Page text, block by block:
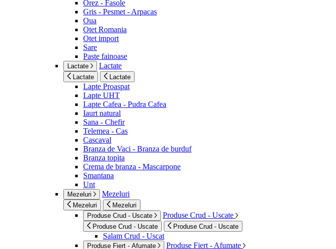
Orez - Fasole
Gris - Pesmet - Arpacas
Oua
Otet Romania
Otet import
Sare
Paste fainoase
Lactate Lactate
Lactate Lactate
Lapte Proaspat
Lapte UHT
Lapte Cafea - Pudra Cafea
Iaurt natural
Sana - Chefir
Telemea - Cas
Cascaval
Branza de Vaci - Branza de burduf
Branza topita
Crema de branza - Mascarpone
Smantana
Unt
Mezeluri Mezeluri
Mezeluri
Mezeluri
Produse Crud - Uscate
Produse Crud - Uscate
Produse Crud - Uscate Produse Crud - Uscate
Salam Crud - Uscat
Produse Fiert - Afumate Produse Fiert - Afumate